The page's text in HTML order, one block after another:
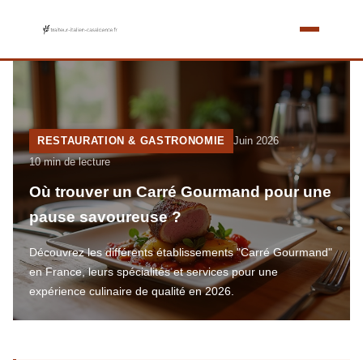
RESTAURATION & GASTRONOMIE
Juin 2026
10 min de lecture
Où trouver un Carré Gourmand pour une
pause savoureuse ?
Découvrez les différents établissements "Carré Gourmand"
en France, leurs spécialités et services pour une
expérience culinaire de qualité en 2026.